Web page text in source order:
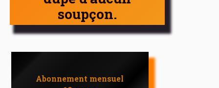
soupçon.
Abonnement mensuel